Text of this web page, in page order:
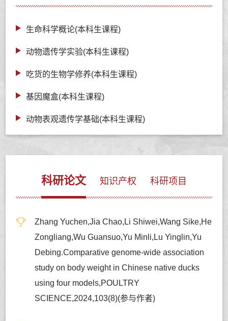
生命科学概论(本科生课程)
动物遗传学实验(本科生课程)
吃货的生物学修养(本科生课程)
基因魔盒(本科生课程)
动物表观遗传学基础(本科生课程)
科研论文 知识产权 科研项目
Zhang Yuchen,Jia Chao,Li Shiwei,Wang Sike,He
Zongliang,Wu Guansuo,Yu Minli,Lu Yinglin,Yu
Debing.Comparative genome-wide association
study on body weight in Chinese native ducks
using four models,POULTRY
SCIENCE,2024,103(8)(参与作者)